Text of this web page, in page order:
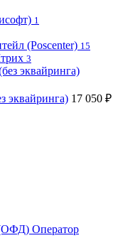
1
(Poscenter) 15
3
эквайринга) 17 050 ₽
Оператор